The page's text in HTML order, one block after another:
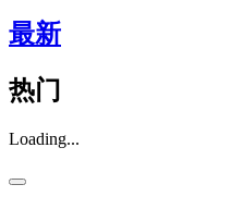
最新
热门
Loading...